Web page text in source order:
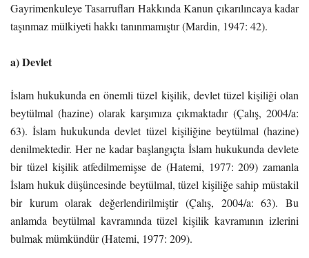
Gayrimenkuleye Tasarrufları Hakkında Kanun çıkarılıncaya kadar
taşınmaz mülkiyeti hakkı tanınmamıştır (Mardin, 1947: 42).
a) Devlet
İslam hukukunda en önemli tüzel kişilik, devlet tüzel kişiliği olan
beytülmal (hazine) olarak karşımıza çıkmaktadır (Çalış, 2004/a:
63). İslam hukukunda devlet tüzel kişiliğine beytülmal (hazine)
denilmektedir. Her ne kadar başlangıçta İslam hukukunda devlete
bir tüzel kişilik atfedilmemişse de (Hatemi, 1977: 209) zamanla
İslam hukuk düşüncesinde beytülmal, tüzel kişiliğe sahip müstakil
bir kurum olarak değerlendirilmiştir (Çalış, 2004/a: 63). Bu
anlamda beytülmal kavramında tüzel kişilik kavramının izlerini
bulmak mümkündür (Hatemi, 1977: 209).